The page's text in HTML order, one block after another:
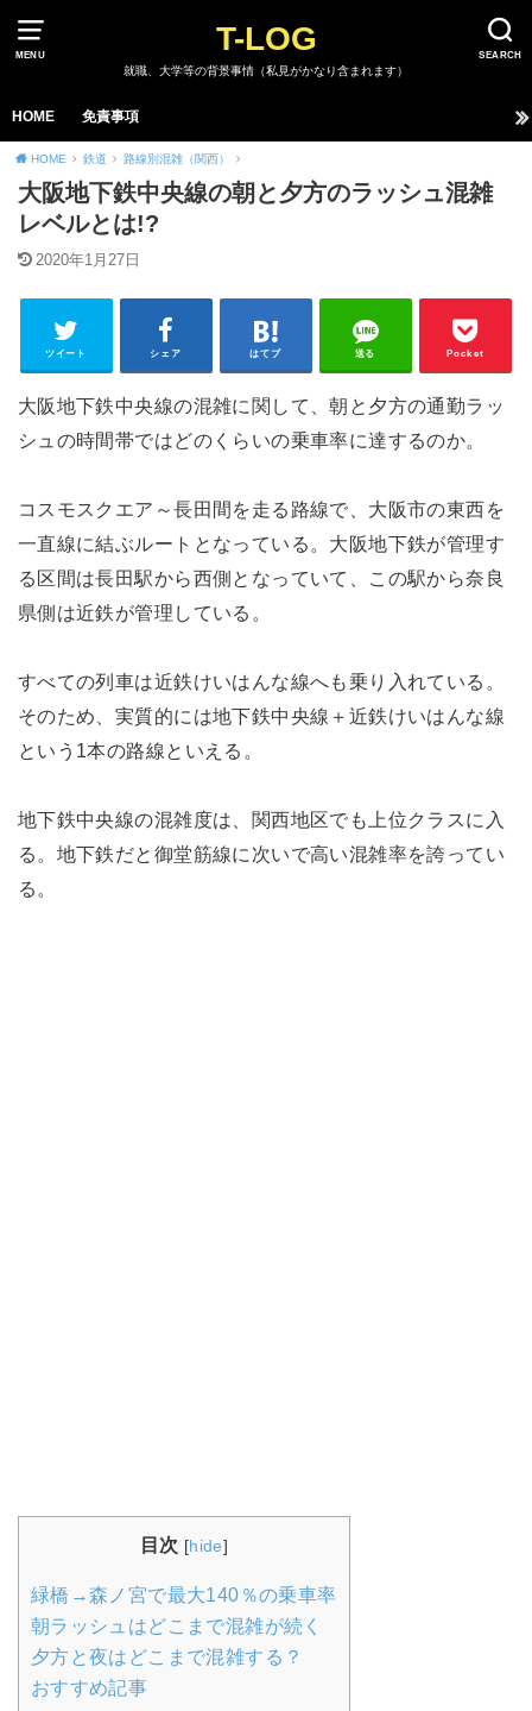
MENU SEARCH
T-LOG
就職、大学等の背景事情（私見がかなり含まれます）
HOME 免責事項
HOME 鉄道 路線別混雑（関西）
大阪地下鉄中央線の朝と夕方のラッシュ混雑
レベルとは!?
2020年1月27日
ツイート シェア はてブ 送る Pocket
大阪地下鉄中央線の混雑に関して、朝と夕方の通勤ラッ
シュの時間帯ではどのくらいの乗車率に達するのか。
コスモスクエア～長田間を走る路線で、大阪市の東西を
一直線に結ぶルートとなっている。大阪地下鉄が管理す
る区間は長田駅から西側となっていて、この駅から奈良
県側は近鉄が管理している。
すべての列車は近鉄けいはんな線へも乗り入れている。
そのため、実質的には地下鉄中央線＋近鉄けいはんな線
という1本の路線といえる。
地下鉄中央線の混雑度は、関西地区でも上位クラスに入
る。地下鉄だと御堂筋線に次いで高い混雑率を誇ってい
る。
目次 [hide]
緑橋→森ノ宮で最大140％の乗車率
朝ラッシュはどこまで混雑が続く
夕方と夜はどこまで混雑する？
おすすめ記事